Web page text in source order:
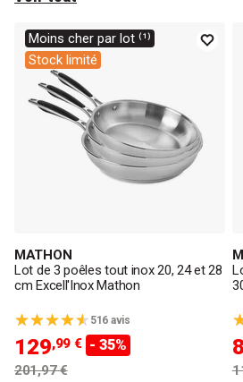
Moins cher par lot ⁽¹⁾
Stock limité
MATHON
Lot de 3 poêles tout inox 20, 24 et 28
cm Excell'Inox Mathon
516 avis
129,99 € - 35%
201,97 €